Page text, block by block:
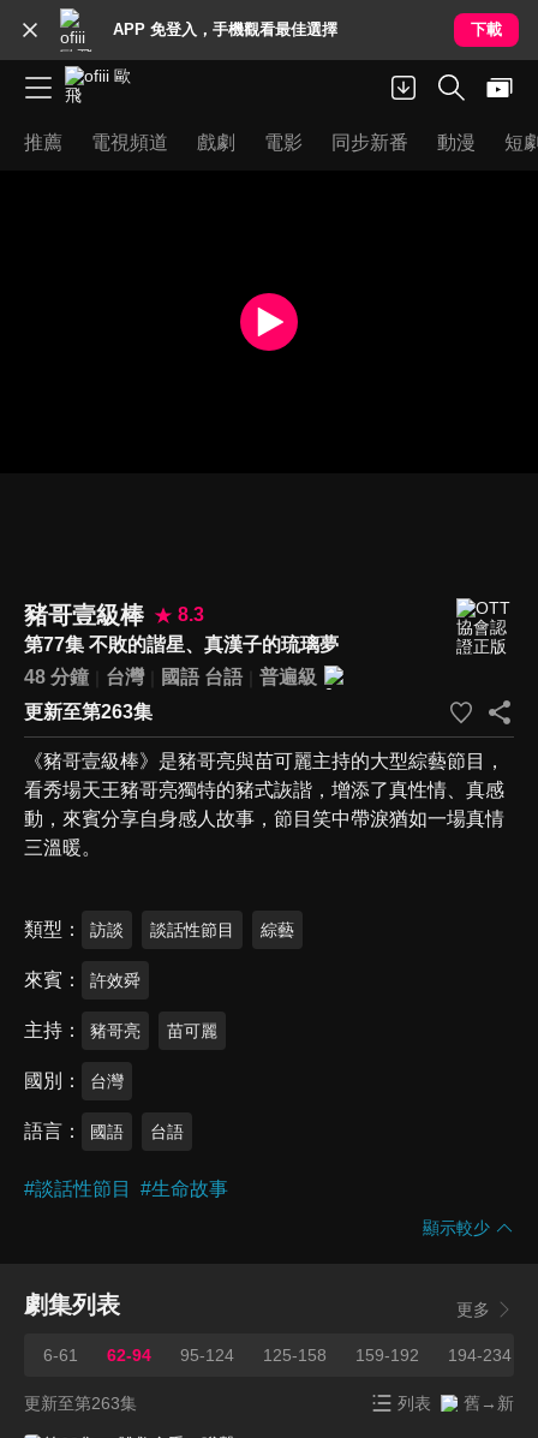
APP 免登入，手機觀看最佳選擇 下載
推薦 電視頻道 戲劇 電影 同步新番 動漫 短
豬哥壹級棒
8.3
第77集 不敗的諧星、真漢子的琉璃夢
48 分鐘
台灣 國語 台語
普遍級
更新至第263集
《豬哥壹級棒》是豬哥亮與苗可麗主持的大型綜藝節目，
看秀場天王豬哥亮獨特的豬式詼諧，增添了真性情、真感
動，來賓分享自身感人故事，節目笑中帶淚猶如一場真情
三溫暖。
類型 訪談 談話性節目 綜藝
來賓 許效舜
主持 豬哥亮 苗可麗
國別 台灣
語言 國語 台語
#談話性節目 #生命故事
顯示較少
劇集列表 更多
6-61 62-94 95-124 125-158 159-192 194-234
更新至第263集 列表 舊→新